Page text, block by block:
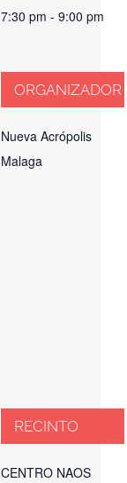
7:30 pm - 9:00 pm
ORGANIZADOR
Nueva Acrópolis
Malaga
RECINTO
CENTRO NAOS